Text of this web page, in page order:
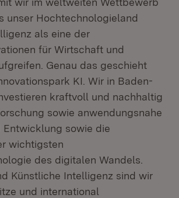
unser Hochtechnologieland
als eine der
für Wirtschaft und
Genau das geschieht
KI. Wir in Baden-
kraftvoll und nachhaltig
sowie anwendungsnahe
Entwicklung sowie die
wichtigsten
des digitalen Wandels.
Künstliche Intelligenz sind wir
und international